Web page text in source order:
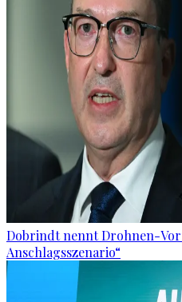
Dobrindt nennt Drohnen-
Anschlagsszenario“